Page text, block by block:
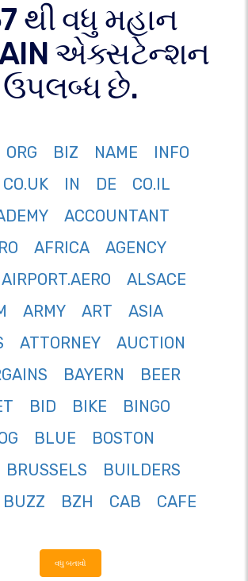
થી વધુ મહાન
એક્સટેન્શન
ઉપલબ્ધ છે.
ORG BIZ NAME
INFO
CO.UK IN DE
CO.IL
ACCOUNTANT
AFRICA
AGENCY
AIRPORT.AERO
ALSACE
ARMY ART
ASIA
ATTORNEY
AUCTION
BAYERN
BEER
BID BIKE
BINGO
BLUE
BOSTON
BRUSSELS
BUILDERS
BUZZ BZH CAB
CAFE
વધુ બતાવો